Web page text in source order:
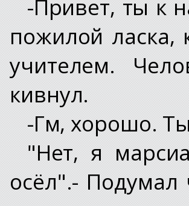
-Привет, ты к
пожилой ласка,
учителем.
кивнул.
-Гм, хорошо.
"Нет, я
осёл".- Подумал